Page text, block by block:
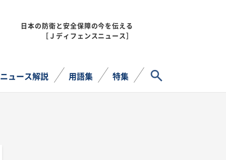
日本の防衛と安全保障の今を伝える
［Ｊディフェンスニュース］
ニュース解説 用語集 特集